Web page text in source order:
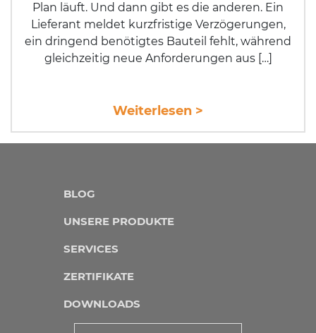
Plan läuft. Und dann gibt es die anderen. Ein
Lieferant meldet kurzfristige Verzögerungen,
ein dringend benötigtes Bauteil fehlt, während
gleichzeitig neue Anforderungen aus […]
Weiterlesen >
BLOG
UNSERE PRODUKTE
SERVICES
ZERTIFIKATE
DOWNLOADS